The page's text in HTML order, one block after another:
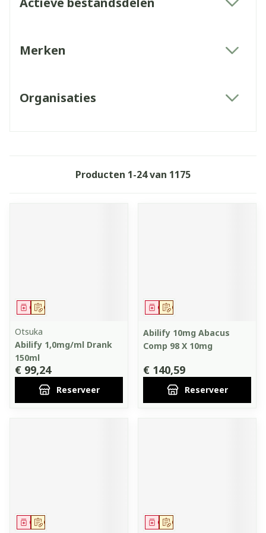
Merken
Organisaties
Producten 1-24van 1175
Op voorschrift
Geneesmiddel
Otsuka
Abilify 1,0mg/ml Drank
150ml
€ 99,24
Reserveer
Op voorschrift
Geneesmiddel
Abilify 10mg Abacus
Comp 98 X 10mg
€ 140,59
Reserveer
Op voorschrift
Geneesmiddel Op voorschrift
Geneesmiddel